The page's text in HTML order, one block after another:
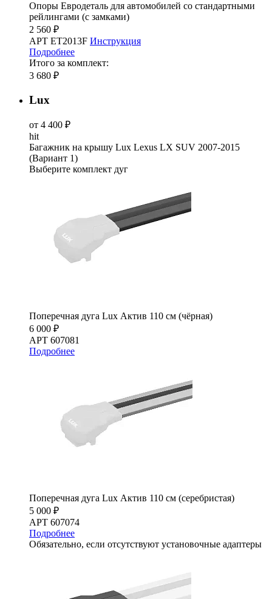
Опоры Евродеталь для автомобилей со стандартными
рейлингами (с замками)
2 560 ₽
АРТ ET2013F Инструкция
Подробнее
Итого за комплект:
3 680 ₽
Lux
от 4 400 ₽
hit
Багажник на крышу Lux Lexus LX SUV 2007-2015
(Вариант 1)
Выберите комплект дуг
Поперечная дуга Lux Актив 110 см (чёрная)
6 000 ₽
АРТ 607081
Подробнее
Поперечная дуга Lux Актив 110 см (серебристая)
5 000 ₽
АРТ 607074
Подробнее
Обязательно, если отсутствуют установочные адаптеры